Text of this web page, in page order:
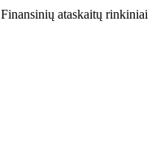
Finansinių ataskaitų rinkiniai